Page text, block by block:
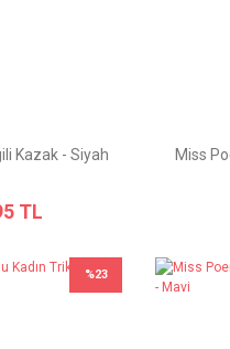
Kazak - Siyah
TL
Miss
%23